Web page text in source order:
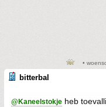
•
bitterbal
@Kaneelstokje heb